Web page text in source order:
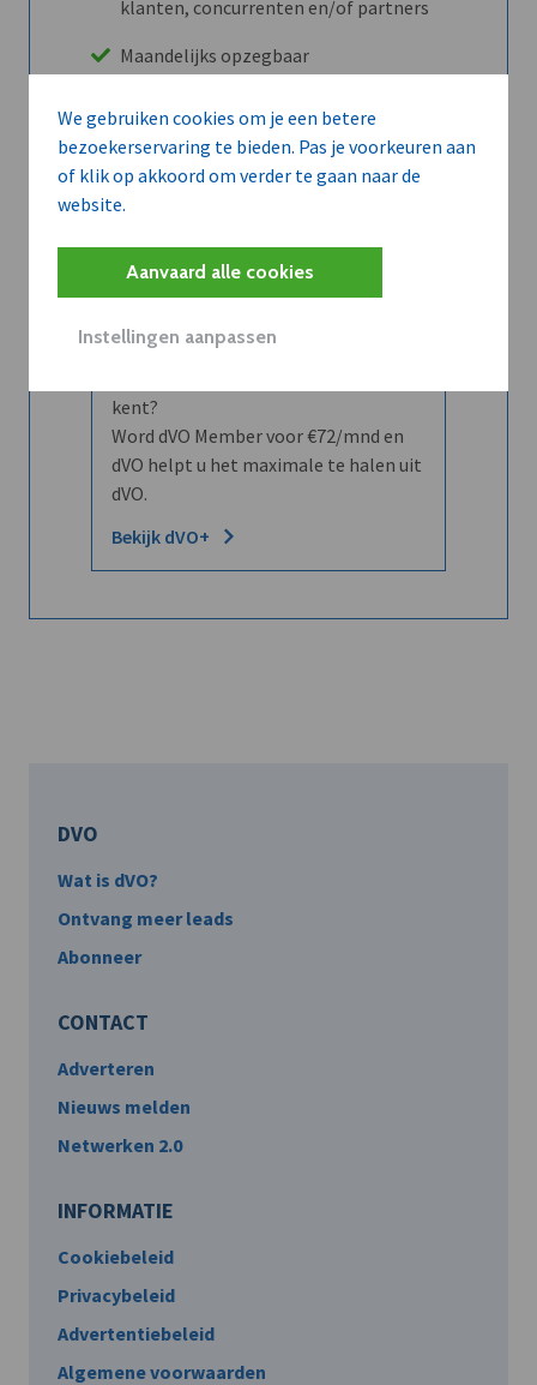
We gebruiken cookies om je een betere
bezoekerservaring te bieden. Pas je voorkeuren aan
of klik op akkoord om verder te gaan naar de
website.
Aanvaard alle cookies
Instellingen aanpassen
klanten, concurrenten en/of partners
Maandelijks opzegbaar
Ontdek alle voordelen
Wilt u niet enkel de dVO community
kent?
Word dVO Member voor €72/mnd en
dVO helpt u het maximale te halen uit
dVO.
Bekijk dVO+
DVO
Wat is dVO?
Ontvang meer leads
Abonneer
CONTACT
Adverteren
Nieuws melden
Netwerken 2.0
INFORMATIE
Cookiebeleid
Privacybeleid
Advertentiebeleid
Algemene voorwaarden